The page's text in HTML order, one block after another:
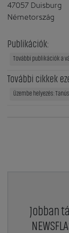
47057 Duisburg
Németország
Publikációk:
További publikációk a
További cikkek
Üzembe helyezés:
Jobban